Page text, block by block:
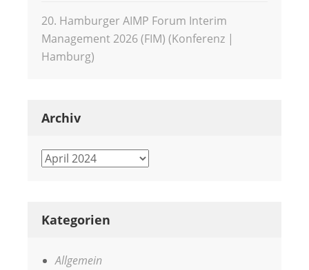
20. Hamburger AIMP Forum Interim
Management 2026 (FIM) (Konferenz |
Hamburg)
Archiv
Archiv
Kategorien
Allgemein